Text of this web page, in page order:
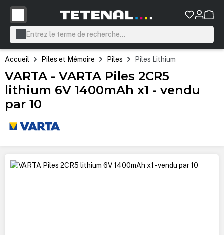
principal
Accueil Piles et Mémoire Piles Piles Lithium
VARTA - VARTA Piles 2CR5
lithium 6V 1400mAh x1 - vendu
par 10
Ignorer la galerie d'images